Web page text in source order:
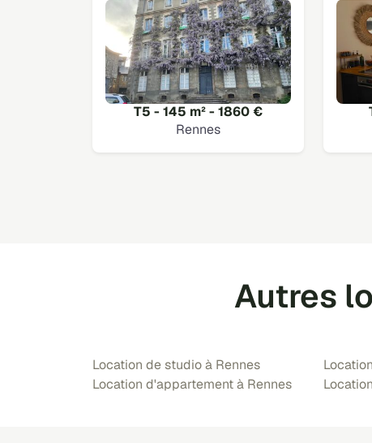
T5 - 145 m² - 1860 €
Rennes
Autres
Location de studio à Rennes
Location d'appartement à Rennes